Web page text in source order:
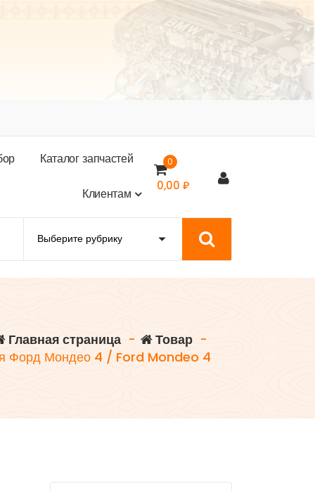
ор Каталогзапчастей
Клиентам
0
0,00 ₽
Главная страница - Товар -
Форд Мондео 4 / Ford Mondeo 4